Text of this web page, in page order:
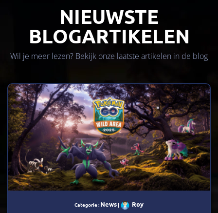
NIEUWSTE
BLOGARTIKELEN
Wil je meer lezen? Bekijk onze laatste artikelen in de blog
Categorie : News | Roy